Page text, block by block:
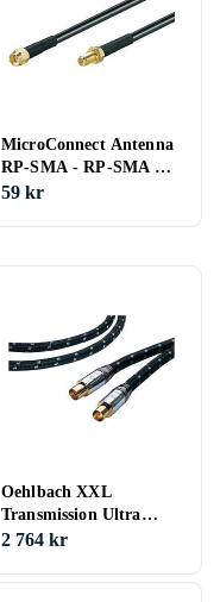
MicroConnect Antenna
RP-SMA - RP-SMA M-
F 3m
59 kr
Oehlbach XXL
Transmission Ultra
Antenna 9.5mm -
2 764 kr